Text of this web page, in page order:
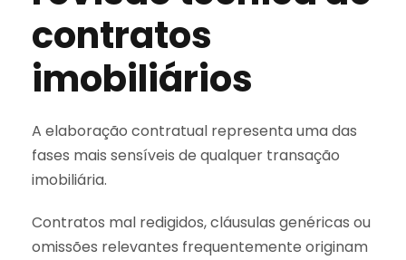
contratos
imobiliários
A elaboração contratual representa uma das
fases mais sensíveis de qualquer transação
imobiliária.
Contratos mal redigidos, cláusulas genéricas ou
omissões relevantes frequentemente originam